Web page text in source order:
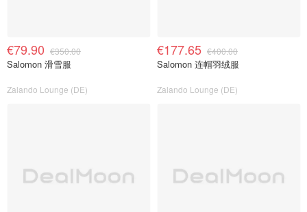
€79.90 €350.00
Salomon 滑雪服
Zalando Lounge (DE)
€177.65 €400.00
Salomon 连帽羽绒服
Zalando Lounge (DE)